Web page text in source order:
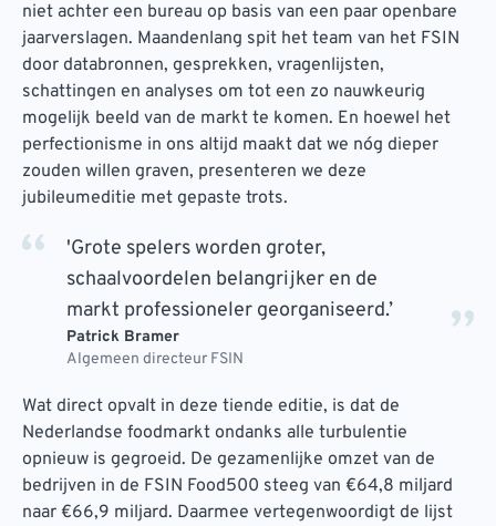
niet achter een bureau op basis van een paar openbare
jaarverslagen. Maandenlang spit het team van het FSIN
door databronnen, gesprekken, vragenlijsten,
schattingen en analyses om tot een zo nauwkeurig
mogelijk beeld van de markt te komen. En hoewel het
perfectionisme in ons altijd maakt dat we nóg dieper
zouden willen graven, presenteren we deze
jubileumeditie met gepaste trots.
'Grote spelers worden groter,
schaalvoordelen belangrijker en de
markt professioneler georganiseerd.’
Patrick Bramer
Algemeen directeur FSIN
Wat direct opvalt in deze tiende editie, is dat de
Nederlandse foodmarkt ondanks alle turbulentie
opnieuw is gegroeid. De gezamenlijke omzet van de
bedrijven in de FSIN Food500 steeg van €64,8 miljard
naar €66,9 miljard. Daarmee vertegenwoordigt de lijst